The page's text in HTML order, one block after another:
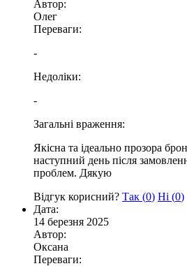
Автор:
Олег
Переваги:
-
Недоліки:
-
Загальні враження:
Якісна та ідеально прозора
наступний день після
проблем. Дякую
Відгук корисний? Так (0) Ні (0)
Дата:
14 березня 2025
Автор:
Оксана
Переваги: